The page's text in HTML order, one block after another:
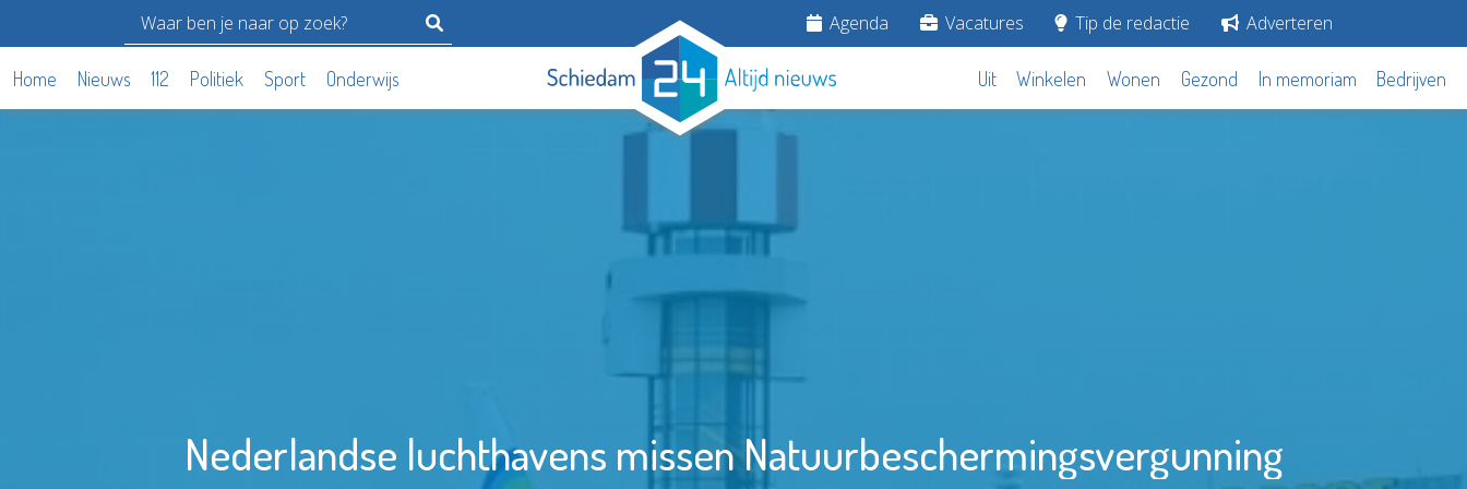
Agenda Vacatures Tip de redactie Adverteren
Home Nieuws 112 Politiek Sport Onderwijs Uit Winkelen Wonen Gezond In memoriam Bedrijven
Nederlandse luchthavens missen Natuurbeschermingsvergunning